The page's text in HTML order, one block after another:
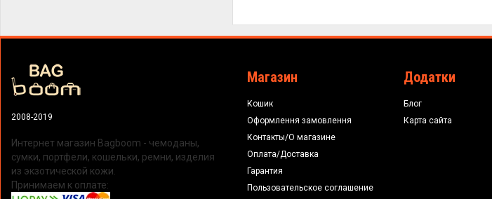
2008-2019
Интернет магазин Bagboom - чемоданы,
сумки, портфели, кошельки, ремни, изделия
из экзотической кожи.
Принимаем к оплате:
Магазин
Кошик
Оформлення замовлення
Контакты/О магазине
Оплата/Доставка
Гарантия
Пользовательское соглашение
Додатки
Блог
Карта сайта